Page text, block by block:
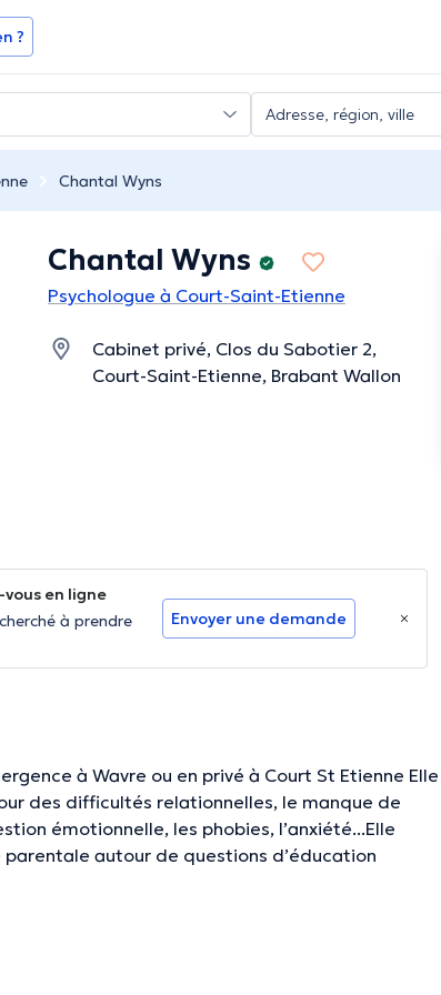
?
Chantal Wyns
Chantal Wyns
Psychologue à Court-Saint-Etienne
Cabinet privé, Clos du Sabotier 2,
Court-Saint-Etienne, Brabant Wallon
en ligne
à prendre
Envoyer une demande
à Wavre ou en privé à Court St Etienne Elle
des difficultés relationnelles, le manque de
émotionnelle, les phobies, l’anxiété...Elle
autour de questions d’éducation
out, au manque de confiance en soi, à l’anxiété